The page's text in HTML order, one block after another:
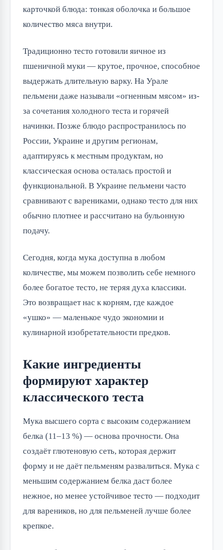
карточкой блюда: тонкая оболочка и большое
количество мяса внутри.
Традиционно тесто готовили яичное из
пшеничной муки — крутое, прочное, способное
выдержать длительную варку. На Урале
пельмени даже называли «огненным мясом» из-
за сочетания холодного теста и горячей
начинки. Позже блюдо распространилось по
России, Украине и другим регионам,
адаптируясь к местным продуктам, но
классическая основа осталась простой и
функциональной. В Украине пельмени часто
сравнивают с варениками, однако тесто для них
обычно плотнее и рассчитано на бульонную
подачу.
Сегодня, когда мука доступна в любом
количестве, мы можем позволить себе немного
более богатое тесто, не теряя духа классики.
Это возвращает нас к корням, где каждое
«ушко» — маленькое чудо экономии и
кулинарной изобретательности предков.
Какие ингредиенты
формируют характер
классического теста
Мука высшего сорта с высоким содержанием
белка (11–13 %) — основа прочности. Она
создаёт глютеновую сеть, которая держит
форму и не даёт пельменям развалиться. Мука с
меньшим содержанием белка даст более
нежное, но менее устойчивое тесто — подходит
для вареников, но для пельменей лучше более
крепкое.